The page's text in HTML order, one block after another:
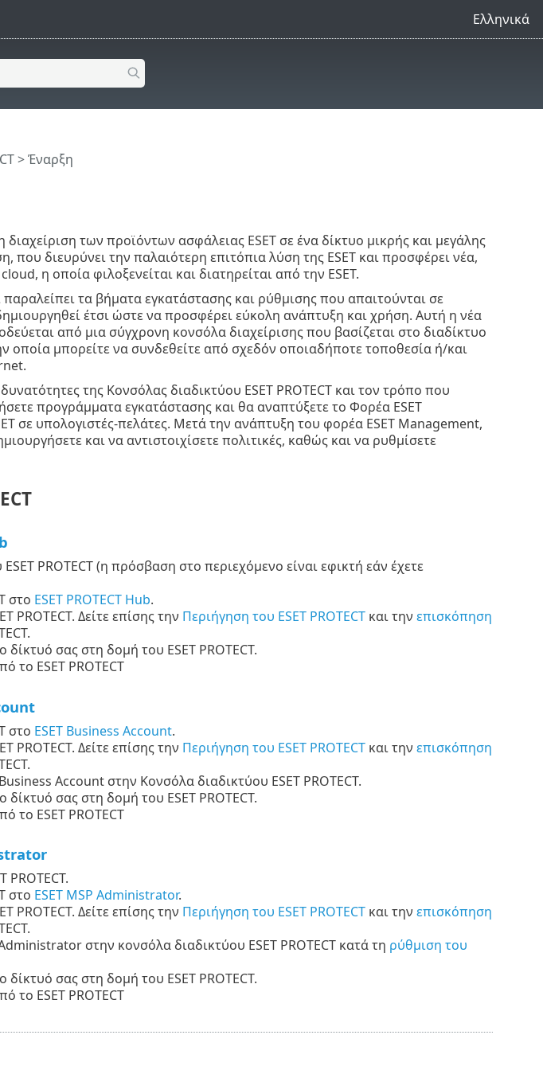
Ελληνικά
>Έναρξη
διαχείριση των προϊόντων ασφάλειας ESET σε ένα δίκτυο μικρής και μεγάλης
που διευρύνει την παλαιότερη επιτόπια λύση της ESET και προσφέρει νέα,
η οποία φιλοξενείται και διατηρείται από την ESET.
τα βήματα εγκατάστασης και ρύθμισης που απαιτούνται σε
δημιουργηθεί έτσι ώστε να προσφέρει εύκολη ανάπτυξη και χρήση. Αυτή η νέα
από μια σύγχρονη κονσόλα διαχείρισης που βασίζεται στο διαδίκτυο
οποία μπορείτε να συνδεθείτε από σχεδόν οποιαδήποτε τοποθεσία ή/και
της Κονσόλας διαδικτύου ESET PROTECT και τον τρόπο που
προγράμματα εγκατάστασης και θα αναπτύξετε το Φορέα ESET
σε υπολογιστές-πελάτες. Μετά την ανάπτυξη του φορέα ESET Management,
και να αντιστοιχίσετε πολιτικές, καθώς και να ρυθμίσετε
PROTECT (η πρόσβαση στο περιεχόμενο είναι εφικτή εάν έχετε
στο ESET PROTECT Hub.
PROTECT. Δείτε επίσης την Περιήγηση του ESET PROTECTκαι την επισκόπηση
δίκτυό σας στη δομή του ESET PROTECT.
το ESET PROTECT
στο ESET Business Account.
PROTECT. Δείτε επίσης την Περιήγηση του ESET PROTECTκαι την επισκόπηση
Account στην Κονσόλα διαδικτύου ESET PROTECT.
δίκτυό σας στη δομή του ESET PROTECT.
το ESET PROTECT
PROTECT.
στο ESET MSP Administrator.
PROTECT. Δείτε επίσης την Περιήγηση του ESET PROTECTκαι την επισκόπηση
στην κονσόλα διαδικτύου ESET PROTECT κατά τη ρύθμιση του
δίκτυό σας στη δομή του ESET PROTECT.
το ESET PROTECT